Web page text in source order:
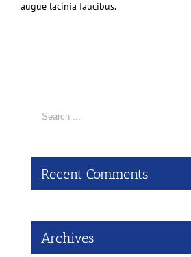
augue lacinia faucibus.
Search
for:
Recent Comments
Archives